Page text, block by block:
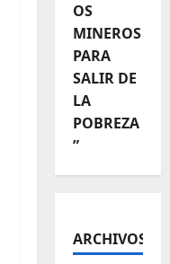
OS
MINEROS
PARA
SALIR DE
LA
POBREZA
”
ARCHIVOS